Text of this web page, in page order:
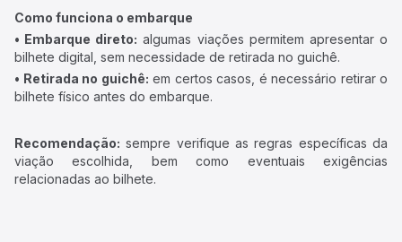
Como funciona o embarque
• Embarque direto: algumas viações permitem apresentar o
bilhete digital, sem necessidade de retirada no guichê.
• Retirada no guichê: em certos casos, é necessário retirar o
bilhete físico antes do embarque.
Recomendação: sempre verifique as regras específicas da
viação escolhida, bem como eventuais exigências
relacionadas ao bilhete.